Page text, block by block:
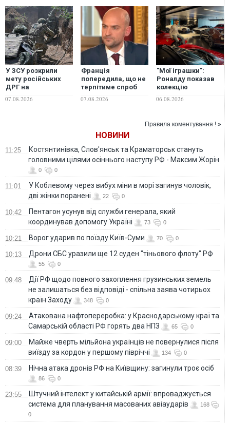
У ЗСУ розкрили
мету російських
ДРГ на
напрямку
07.08.2026
Франція
попередила, що не
терпітиме спроб
втручання у вибори
07.08.2026
"Мої іграшки":
Роналду показав
колекцію
вартістю понад 25
06.08.2026
Правила коментування ! »
НОВИНИ
11:25
Костянтинівка, Слов'янськ та Краматорськ стануть
головними цілями осіннього наступу РФ - Максим Жорін
0 0
11:01
У Коблевому через вибух міни в морі загинув чоловік,
дві жінки поранені
22 0
10:42
Пентагон усунув від служби генерала, який
координував допомогу Україні
73 0
10:21 Ворог ударив по поїзду Київ-Суми 70 0
10:13 Дрони СБС уразили ще 12 суден "тіньового флоту" РФ
55 0
09:48
Дії РФ щодо повного захоплення грузинських земель
не залишаться без відповіді - спільна заява чотирьох
країн Заходу
348 0
09:24
Атакована нафтопереробка: у Краснодарському краї та
Самарській області РФ горять два НПЗ
65 0
09:00
Майже чверть мільйона українців не повернулися після
виїзду за кордон у першому півріччі
134 0
08:39 Нічна атака дронів РФ на Київщину: загинули троє осіб
86 0
23:55
Штучний інтелект у китайській армії: впроваджується
система для планування масованих авіаударів
168
0